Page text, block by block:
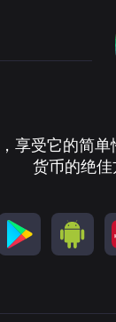
享受它的简
货币的绝佳